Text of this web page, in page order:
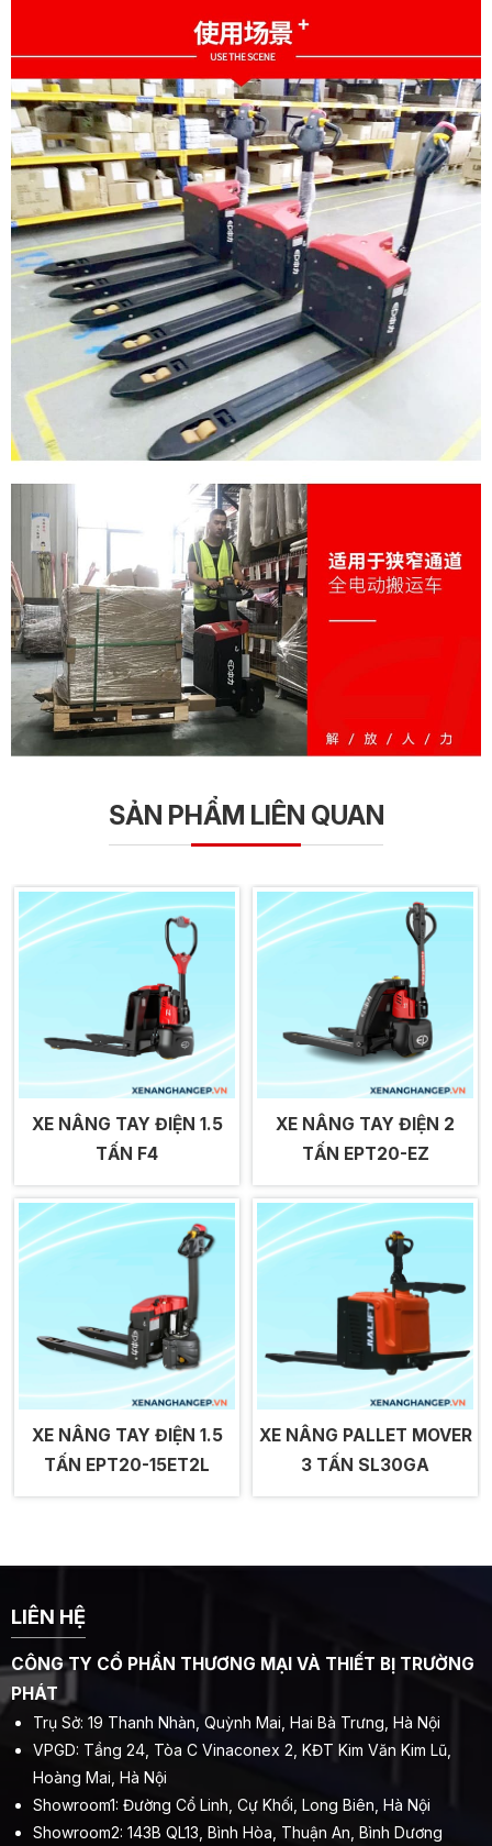
SẢN PHẨM LIÊN QUAN
XE NÂNG TAY ĐIỆN 1.5
TẤN F4
XE NÂNG TAY ĐIỆN 2
TẤN EPT20-EZ
XE NÂNG TAY ĐIỆN 1.5
TẤN EPT20-15ET2L
XE NÂNG PALLET MOVER
3 TẤN SL30GA
LIÊN HỆ
CÔNG TY CỔ PHẦN THƯƠNG MẠI VÀ THIẾT BỊ TRƯỜNG
PHÁT
Trụ Sở: 19 Thanh Nhàn, Quỳnh Mai, Hai Bà Trưng, Hà Nội
VPGD: Tầng 24, Tòa C Vinaconex 2, KĐT Kim Văn Kim Lũ,
Hoàng Mai, Hà Nội
Showroom1: Đường Cổ Linh, Cự Khối, Long Biên, Hà Nội
Showroom2: 143B QL13, Bình Hòa, Thuận An, Bình Dương